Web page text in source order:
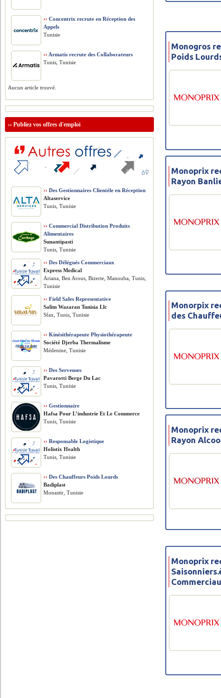
Monogros
Poids
Monoprix
Rayon
Monorpix
des
Monoprix
Rayon
Monoprix
›› Concentrix recrute en Réception des
Appels
Tunisie
›› Armatis recrute des Collaborateurs
Tunis, Tunisie
Aucun article trouvé.
››Publiez vos offres d'emploi
›› Des Gestionnaires Clientèle en Réception
Altaservice
Tunis, Tunisie
›› Commercial Distribution Produits
Alimentaires
Sunantipasti
Tunis, Tunisie
›› Des Délégués Commerciaux
Express Medical
Ariana, Ben Arous, Bizerte, Manouba, Tunis,
Tunisie
›› Field Sales Representative
Salim Wazaran Tunisia Llc
Sfax, Tunis, Tunisie
›› Kinésithérapeute Physiothérapeute
Société Djerba Thermalisme
Médenine, Tunisie
›› Des Serveuses
Pavarotti Berge Du Lac
Tunis, Tunisie
›› Gestionnaire
Hafsa Pour L’industrie Et Le Commerce
Tunis, Tunisie
›› Responsable Logistique
Holistix Health
Tunis, Tunisie
›› Des Chauffeurs Poids Lourds
Badiplast
Monastir, Tunisie